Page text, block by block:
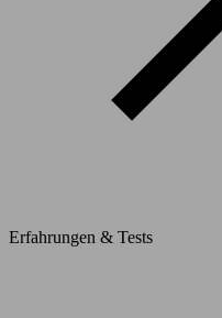
Erfahrungen & Tests